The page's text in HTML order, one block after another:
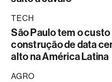
TECH
São Paulo tem o custo
construção de data
alto na América Latina
AGRO